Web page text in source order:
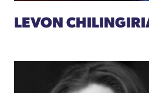
LEVON